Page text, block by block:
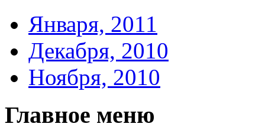
Января, 2011
Декабря, 2010
Ноября, 2010
Главное меню